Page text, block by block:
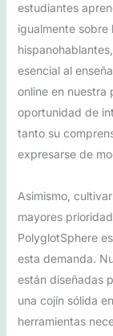
estudiantes
igualmente sobre
esencial al
online en nuestra
oportunidad de
tanto su
expresarse de
Asimismo,
mayores
PolyglotSphere
esta demanda.
están diseñadas
una cojín sólida
herramientas